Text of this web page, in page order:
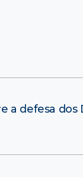
a defesa